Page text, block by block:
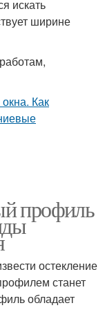
искать
ширине
профиль
остекление
станет
обладает